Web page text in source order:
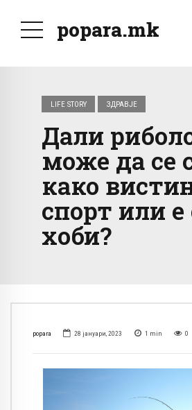
popara.mk
LIFE STORY ЗДРАВЈЕ
Дали
може да се
како
спорт или
хоби?
popara 28 јануари, 2023 1 min 0